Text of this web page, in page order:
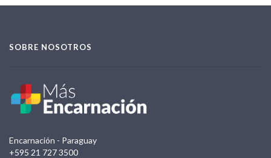
SOBRE NOSOTROS
Encarnación - Paraguay
+595 21 727 3500